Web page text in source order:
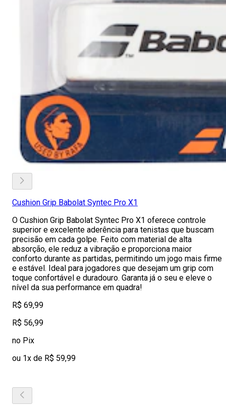
Cushion Grip Babolat Syntec Pro X1
O Cushion Grip Babolat Syntec Pro X1 oferece controle
superior e excelente aderência para tenistas que buscam
precisão em cada golpe. Feito com material de alta
absorção, ele reduz a vibração e proporciona maior
conforto durante as partidas, permitindo um jogo mais firme
e estável. Ideal para jogadores que desejam um grip com
toque confortável e duradouro. Garanta já o seu e eleve o
nível da sua performance em quadra!
R$ 69,99
R$ 56,99
no Pix
ou 1x de R$ 59,99